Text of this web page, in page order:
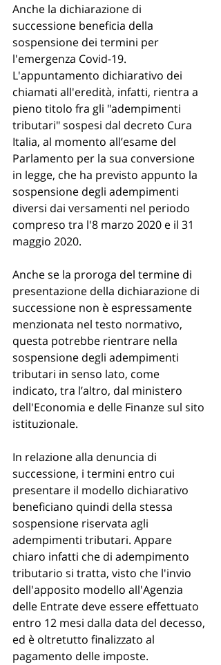
Anche la dichiarazione di
successione beneficia della
sospensione dei termini per
l'emergenza Covid-19.
L'appuntamento dichiarativo dei
chiamati all'eredità, infatti, rientra a
pieno titolo fra gli "adempimenti
tributari" sospesi dal decreto Cura
Italia, al momento all’esame del
Parlamento per la sua conversione
in legge, che ha previsto appunto la
sospensione degli adempimenti
diversi dai versamenti nel periodo
compreso tra l'8 marzo 2020 e il 31
maggio 2020.
Anche se la proroga del termine di
presentazione della dichiarazione di
successione non è espressamente
menzionata nel testo normativo,
questa potrebbe rientrare nella
sospensione degli adempimenti
tributari in senso lato, come
indicato, tra l’altro, dal ministero
dell'Economia e delle Finanze sul sito
istituzionale.
In relazione alla denuncia di
successione, i termini entro cui
presentare il modello dichiarativo
beneficiano quindi della stessa
sospensione riservata agli
adempimenti tributari. Appare
chiaro infatti che di adempimento
tributario si tratta, visto che l'invio
dell'apposito modello all'Agenzia
delle Entrate deve essere effettuato
entro 12 mesi dalla data del decesso,
ed è oltretutto finalizzato al
pagamento delle imposte.